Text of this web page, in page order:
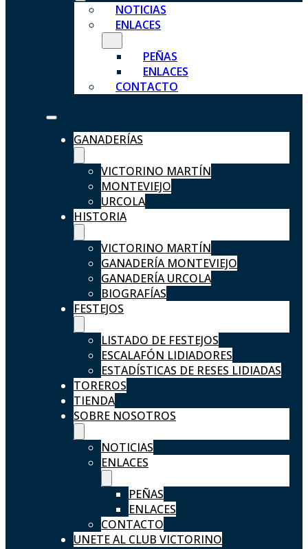
NOTICIAS
ENLACES
PEÑAS
ENLACES
CONTACTO
GANADERÍAS
VICTORINO MARTÍN
MONTEVIEJO
URCOLA
HISTORIA
VICTORINO MARTÍN
GANADERÍA MONTEVIEJO
GANADERÍA URCOLA
BIOGRAFÍAS
FESTEJOS
LISTADO DE FESTEJOS
ESCALAFÓN LIDIADORES
ESTADÍSTICAS DE RESES LIDIADAS
TOREROS
TIENDA
SOBRE NOSOTROS
NOTICIAS
ENLACES
PEÑAS
ENLACES
CONTACTO
UNETE AL CLUB VICTORINO